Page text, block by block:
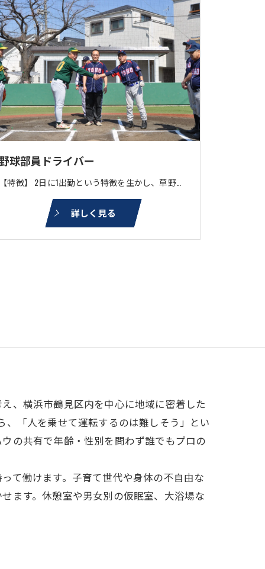
球部員ドライバー
【特徴】 2日に1出勤という特徴を生かし、草野球を楽しむドライバーです。 プライベートが充実してこその人生！ 電話：30 アプリ：10 乗り場：20 流し：40
詳しく見る
、横浜市鶴見区内を中心に地域に密着した
「人を乗せて運転するのは難しそう」とい
の共有で年齢・性別を問わず誰でもプロの
て働けます。子育て世代や身体の不自由な
ます。休憩室や男女別の仮眠室、大浴場な